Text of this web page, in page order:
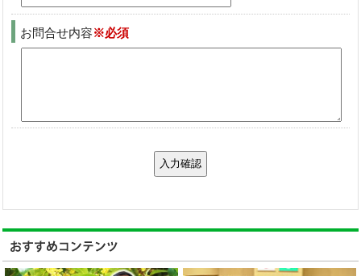
お問合せ内容※必須